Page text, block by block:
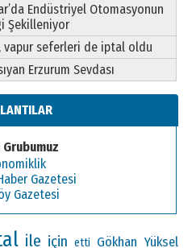
Endüstriyel Otomasyonun
Şekilleniyor
vapur seferleri de iptal oldu
Erzurum Sevdası
Grubumuz
Gazetesi
Gazetesi
ile için etti Gökhan Yüksel